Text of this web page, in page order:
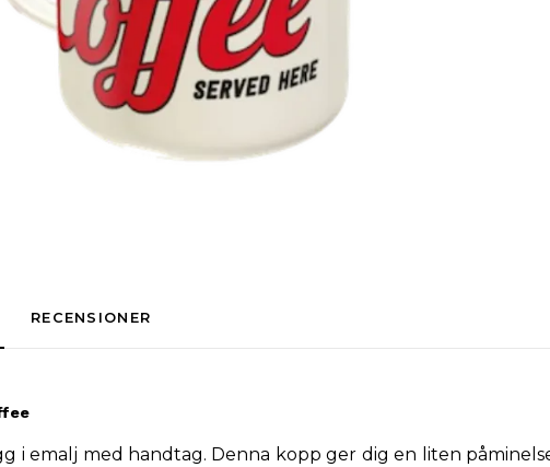
RECENSIONER
i emalj med handtag. Denna kopp ger dig en liten